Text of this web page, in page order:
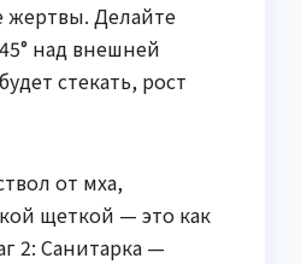
жертвы. Делайте
над внешней
стекать, рост
от мха,
щеткой — это как
2: Санитарка —